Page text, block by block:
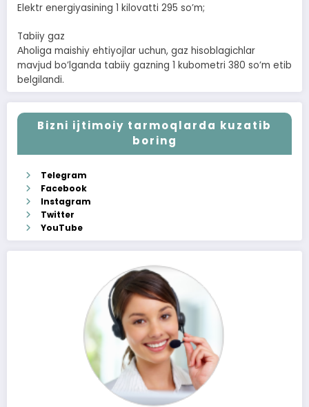
Elektr energiyasining 1 kilovatti 295 soʼm;
Tabiiy gaz
Аholiga maishiy ehtiyojlar uchun, gaz hisoblagichlar
mavjud boʼlganda tabiiy gazning 1 kubometri 380 soʼm etib
belgilandi.
Bizni ijtimoiy tarmoqlarda kuzatib
boring
Telegram
Facebook
Instagram
Twitter
YouTube